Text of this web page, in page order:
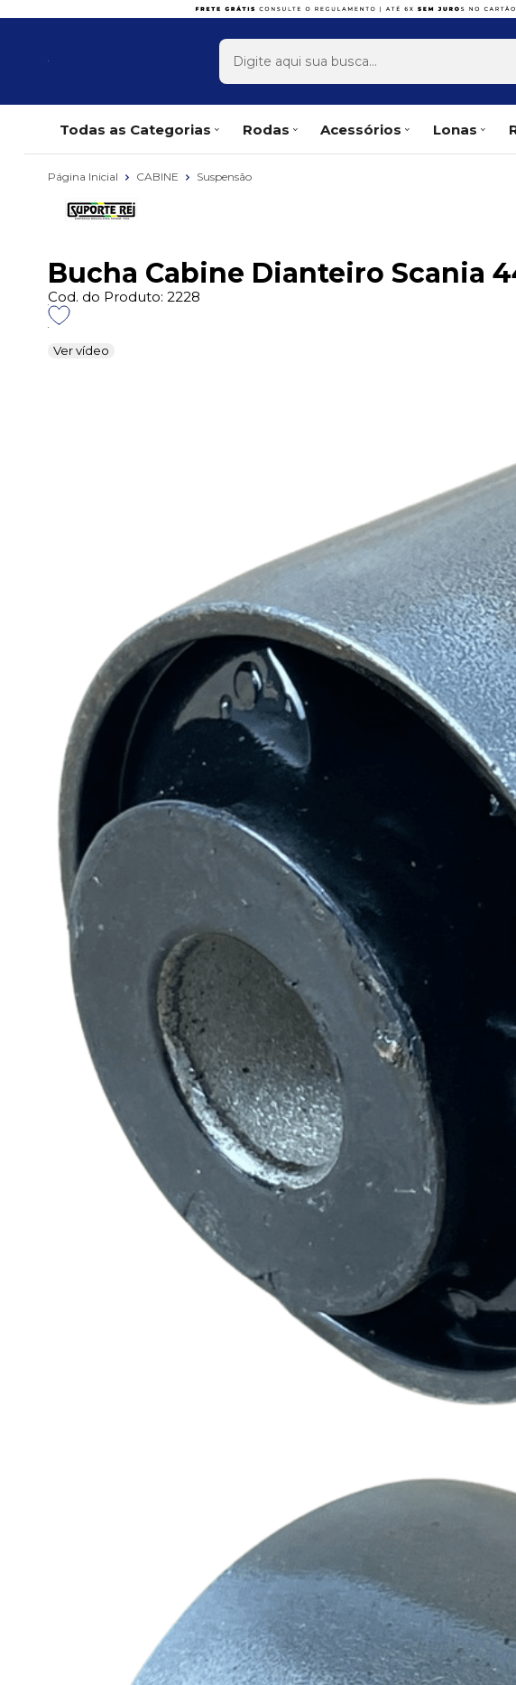
Todas as Categorias Rodas Acessórios Lonas
Página Inicial CABINE Suspensão
Bucha Cabine Dianteiro Scania
Cod. do Produto: 2228
Ver vídeo